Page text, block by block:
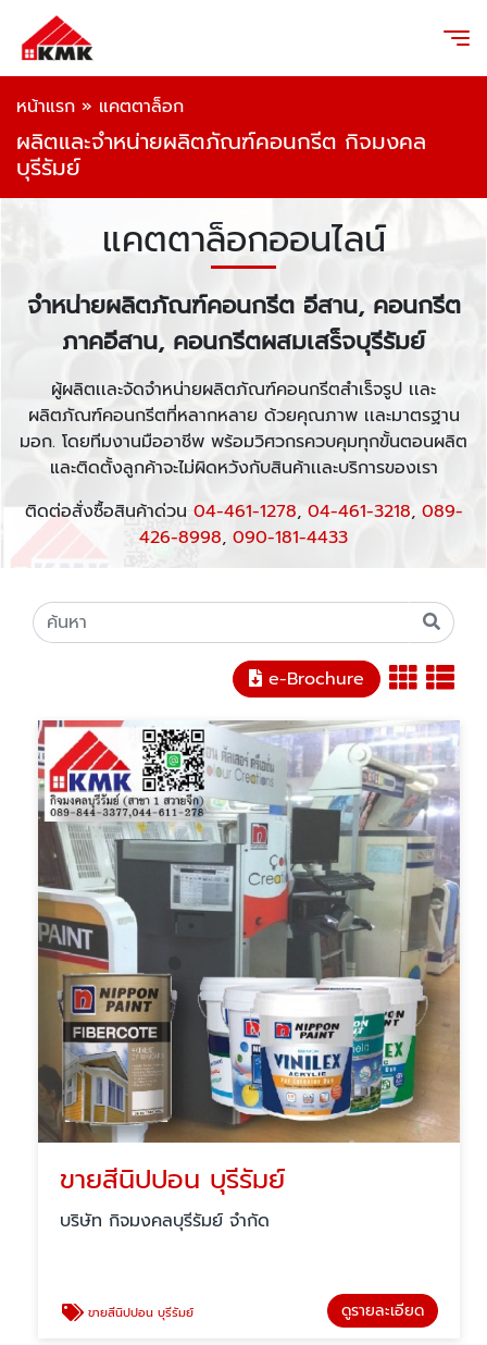
หน้าแรก » แคตตาล็อก
ผลิตและจำหน่ายผลิตภัณฑ์คอนกรีต กิจมงคล
บุรีรัมย์
แคตตาล็อกออนไลน์
จำหน่ายผลิตภัณฑ์คอนกรีต อีสาน, คอนกรีต
ภาคอีสาน, คอนกรีตผสมเสร็จบุรีรัมย์
ผู้ผลิตเเละจัดจำหน่ายผลิตภัณฑ์คอนกรีตสำเร็จรูป เเละ
ผลิตภัณฑ์คอนกรีตที่หลากหลาย ด้วยคุณภาพ เเละมาตรฐาน
มอก. โดยทีมงานมืออาชีพ พร้อมวิศวกรควบคุมทุกขั้นตอนผลิต
และติดตั้งลูกค้าจะไม่ผิดหวังกับสินค้าเเละบริการของเรา
ติดต่อสั่งซื้อสินค้าด่วน 04-461-1278, 04-461-3218, 089-
426-8998, 090-181-4433
e-Brochure
ขายสีนิปปอน บุรีรัมย์
บริษัท กิจมงคลบุรีรัมย์ จำกัด
ขายสีนิปปอน บุรีรัมย์ ดูรายละเอียด